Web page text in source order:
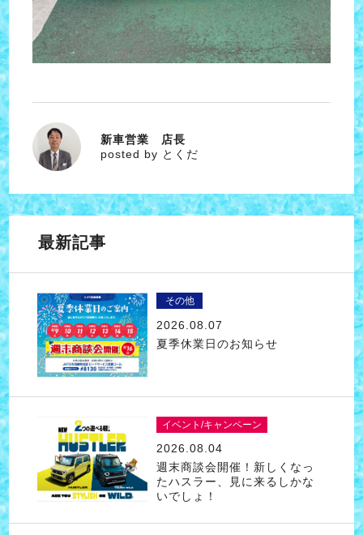
とくだ
新車営業 店長
posted by とくだ
最新記事
その他
2026.08.07
夏季休業日のお知らせ
イベント/キャンペーン
2026.08.04
週末商談会開催！新しくなっ
たハスラー、見に来るしかな
いでしょ！